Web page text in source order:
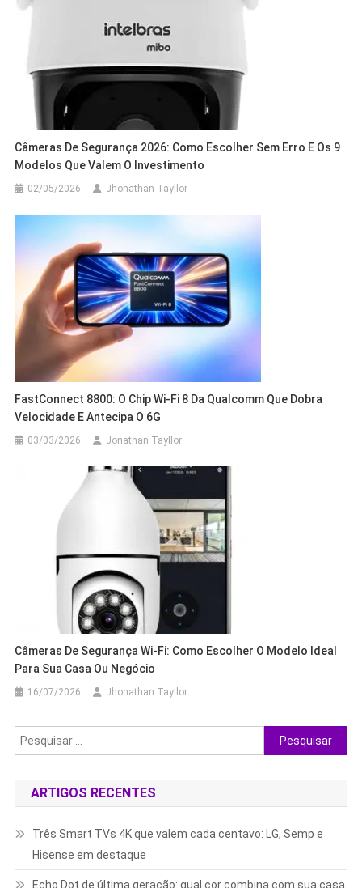
Câmeras De Segurança 2026: Como Escolher Sem Erro E Os 9
Modelos Que Valem O Investimento
02/05/2026 Jhonathan Tayllor
FastConnect 8800: O Chip Wi-Fi 8 Da Qualcomm Que Dobra
Velocidade E Antecipa O 6G
03/03/2026 Jonathan Tayllor
Câmeras De Segurança Wi-Fi: Como Escolher O Modelo Ideal
Para Sua Casa Ou Negócio
16/07/2026 Jhonathan Tayllor
Pesquisar
por:
ARTIGOS RECENTES
Três Smart TVs 4K que valem cada centavo: LG, Semp e
Hisense em destaque
Echo Dot de última geração: qual cor combina com sua casa